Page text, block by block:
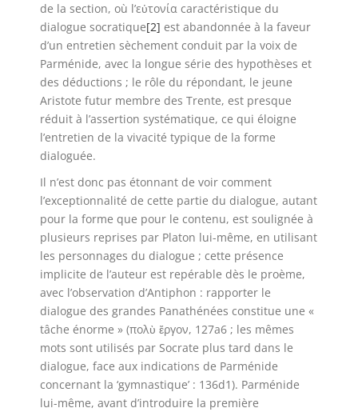
de la section, où l’εὐτονία caractéristique du
dialogue socratique[2] est abandonnée à la faveur
d’un entretien sèchement conduit par la voix de
Parménide, avec la longue série des hypothèses et
des déductions ; le rôle du répondant, le jeune
Aristote futur membre des Trente, est presque
réduit à l’assertion systématique, ce qui éloigne
l’entretien de la vivacité typique de la forme
dialoguée.
Il n’est donc pas étonnant de voir comment
l’exceptionnalité de cette partie du dialogue, autant
pour la forme que pour le contenu, est soulignée à
plusieurs reprises par Platon lui-même, en utilisant
les personnages du dialogue ; cette présence
implicite de l’auteur est repérable dès le proème,
avec l’observation d’Antiphon : rapporter le
dialogue des grandes Panathénées constitue une «
tâche énorme » (πολὺ ἔργον, 127a6 ; les mêmes
mots sont utilisés par Socrate plus tard dans le
dialogue, face aux indications de Parménide
concernant la ‘gymnastique’ : 136d1). Parménide
lui-même, avant d’introduire la première